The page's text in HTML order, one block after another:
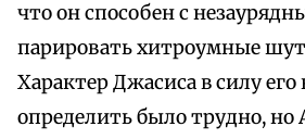
что он способен с
парировать хитроумные
Характер Джасиса в силу
определить было трудно, но